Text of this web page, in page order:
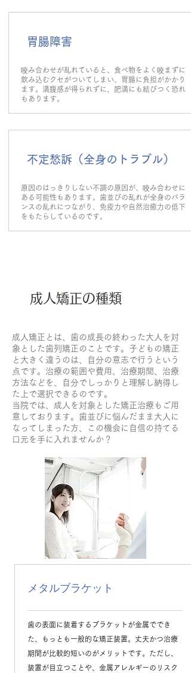
胃腸障害
咬み合わせが乱れていると、食べ物をよく咬まずに
飲み込むクセがついてしまい、胃腸に負担がかかり
ます。満腹感が得られずに、肥満にも結びつく恐れ
もあります。
不定愁訴（全身のトラブル）
原因のはっきりしない不調の原因が、咬み合わせに
ある可能性もあります。歯並びの乱れが全身のバラ
ンスの乱れにつながり、免疫力や自然治癒力の低下
をもたらしているのです。
成人矯正の種類
成人矯正とは、歯の成長の終わった大人を対
象とした歯列矯正のことです。子どもの矯正
と大きく違うのは、自分の意志で行うという
点です。治療の範囲や費用、治療期間、治療
方法などを、自分でしっかりと理解し納得し
た上で選択できるのです。
当院では、成人を対象とした矯正治療もご用
意しております。歯並びに悩んだまま大人に
なってしまった方、この機会に自信の持てる
口元を手に入れませんか？
メタルブラケット
歯の表面に装着するブラケットが金属ででき
た、もっとも一般的な矯正装置。丈夫かつ治療
期間が比較的短いのがメリットです。ただし、
装置が目立つことや、金属アレルギーのリスク